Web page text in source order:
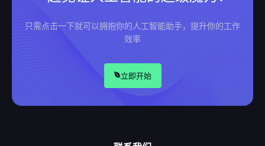
只需点击一下就可以拥抱你的人工智能助手，提升你的工作
效率
立即开始